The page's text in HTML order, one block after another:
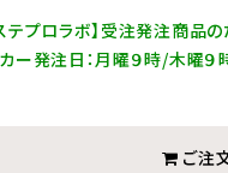
テプロラボ】受注発注商品
ー発注日：月曜９時/木曜９
ご注